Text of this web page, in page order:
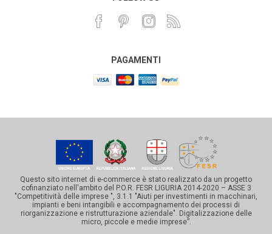
PAGAMENTI
Questo sito internet di e-commerce è stato realizzato da un progetto
cofinanziato nell'ambito del P.O.R. FESR LIGURIA 2014-2020 – ASSE 3
"Competitività delle imprese ", 3.1.1 "Aiuti per investimenti in macchinari,
impianti e beni intangibili e accompagnamento dei processi di
riorganizzazione e ristrutturazione aziendale". Digitalizzazione delle
micro, piccole e medie imprese”.